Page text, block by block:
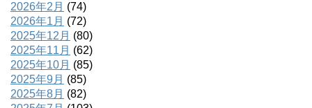
2026年2月 (74)
2026年1月 (72)
2025年12月 (80)
2025年11月 (62)
2025年10月 (85)
2025年9月 (85)
2025年8月 (82)